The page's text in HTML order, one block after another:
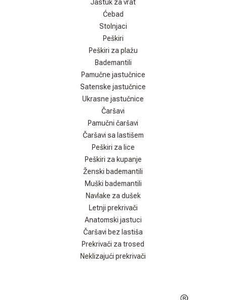
Jastuk za vrat
Ćebad
Stolnjaci
Peškiri
Peškiri za plažu
Bademantili
Pamučne jastučnice
Satenske jastučnice
Ukrasne jastučnice
Čaršavi
Pamučni čaršavi
Čaršavi sa lastišem
Peškiri za lice
Peškiri za kupanje
Ženski bademantili
Muški bademantili
Navlake za dušek
Letnji prekrivači
Anatomski jastuci
Čaršavi bez lastiša
Prekrivači za trosed
Neklizajući prekrivači